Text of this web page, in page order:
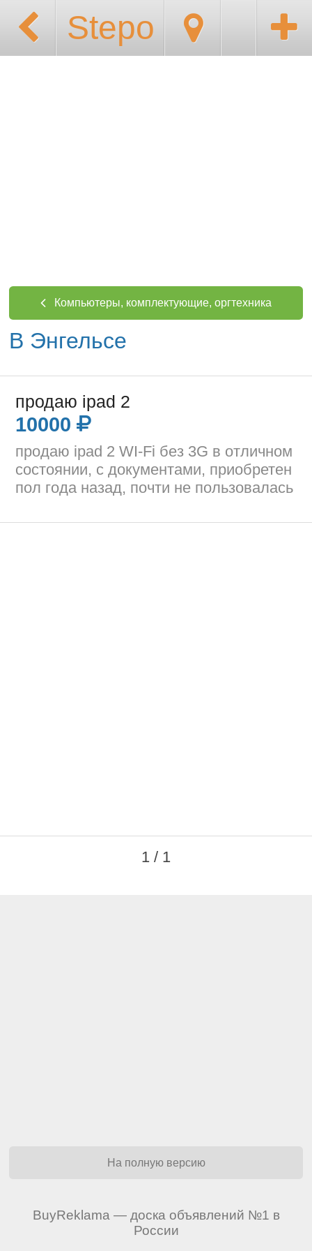
Stepo
Компьютеры, комплектующие, оргтехника
В Энгельсе
продаю ipad 2
10000
продаю ipad 2 WI-Fi без 3G в отличном
состоянии, с документами, приобретен
пол года назад, почти не пользовалась
1 / 1
На полную версию
BuyReklama — доска объявлений №1 в
России